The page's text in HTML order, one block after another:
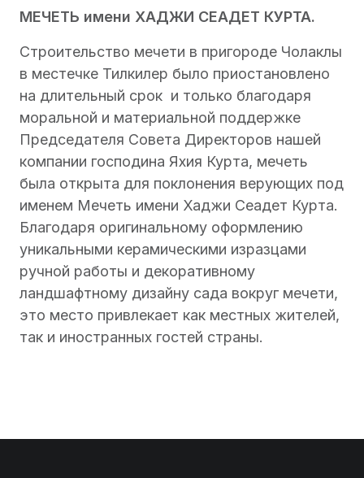
МЕЧЕТЬ имени ХАДЖИ СЕАДЕТ КУРТА.
Строительство мечети в пригороде Чолаклы
в местечке Тилкилер было приостановлено
на длительный срок и только благодаря
моральной и материальной поддержке
Председателя Совета Директоров нашей
компании господина Яхия Курта, мечеть
была открыта для поклонения верующих под
именем Мечеть имени Хаджи Сеадет Курта.
Благодаря оригинальному оформлению
уникальными керамическими изразцами
ручной работы и декоративному
ландшафтному дизайну сада вокруг мечети,
это место привлекает как местных жителей,
так и иностранных гостей страны.